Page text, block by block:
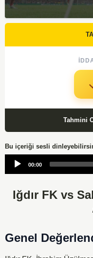
Tahmini
Bu içeriği sesli
Audio
00:00
Iğdır FK vs
Genel